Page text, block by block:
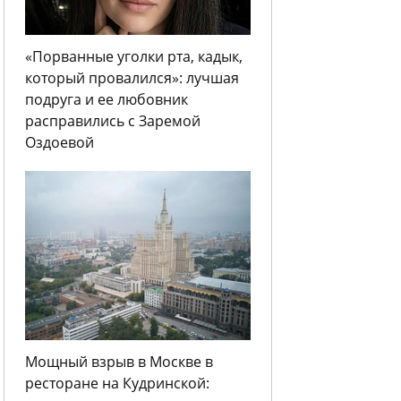
«Порванные уголки рта, кадык,
который провалился»: лучшая
подруга и ее любовник
расправились с Заремой
Оздоевой
Мощный взрыв в Москве в
ресторане на Кудринской: